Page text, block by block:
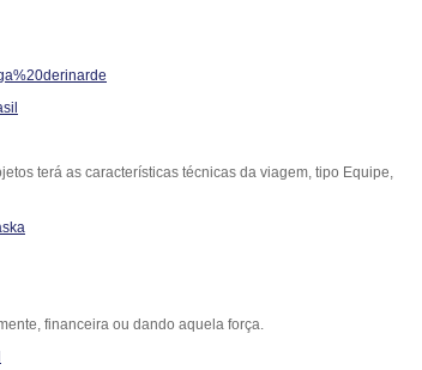
terá as características técnicas da viagem, tipo Equipe,
financeira ou dando aquela força.